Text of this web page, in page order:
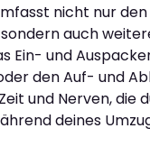
nicht nur
auch
Ein- und
den Auf- und
und Nerven, die
deines